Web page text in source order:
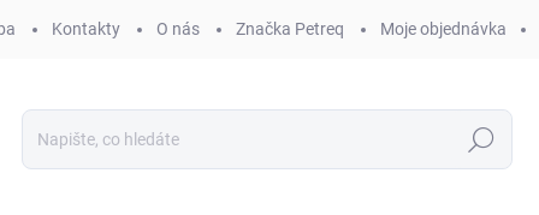
Kontakty O nás Značka Petreq Moje objednávka
Hledat